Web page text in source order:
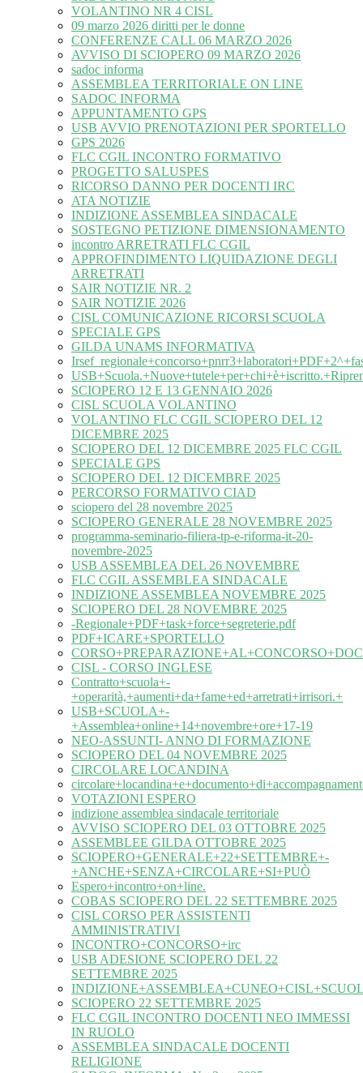
VOLANTINO NR 4 CISL
09 marzo 2026 diritti per le donne
CONFERENZE CALL 06 MARZO 2026
AVVISO DI SCIOPERO 09 MARZO 2026
sadoc informa
ASSEMBLEA TERRITORIALE ON LINE
SADOC INFORMA
APPUNTAMENTO GPS
USB AVVIO PRENOTAZIONI PER SPORTELLO
GPS 2026
FLC CGIL INCONTRO FORMATIVO
PROGETTO SALUSPES
RICORSO DANNO PER DOCENTI IRC
ATA NOTIZIE
INDIZIONE ASSEMBLEA SINDACALE
SOSTEGNO PETIZIONE DIMENSIONAMENTO
incontro ARRETRATI FLC CGIL
APPROFINDIMENTO LIQUIDAZIONE DEGLI
ARRETRATI
SAIR NOTIZIE NR. 2
SAIR NOTIZIE 2026
CISL COMUNICAZIONE RICORSI SCUOLA
SPECIALE GPS
GILDA UNAMS INFORMATIVA
SCIOPERO 12 E 13 GENNAIO 2026
CISL SCUOLA VOLANTINO
VOLANTINO FLC CGIL SCIOPERO DEL 12
DICEMBRE 2025
SCIOPERO DEL 12 DICEMBRE 2025 FLC CGIL
SPECIALE GPS
SCIOPERO DEL 12 DICEMBRE 2025
PERCORSO FORMATIVO CIAD
sciopero del 28 novembre 2025
SCIOPERO GENERALE 28 NOVEMBRE 2025
programma-seminario-filiera-tp-e-riforma-it-20-
novembre-2025
USB ASSEMBLEA DEL 26 NOVEMBRE
FLC CGIL ASSEMBLEA SINDACALE
INDIZIONE ASSEMBLEA NOVEMBRE 2025
SCIOPERO DEL 28 NOVEMBRE 2025
-Regionale+PDF+task+force+segreterie.pdf
PDF+ICARE+SPORTELLO
CISL - CORSO INGLESE
Contratto+scuola+-
+operarità,+aumenti+da+fame+ed+arretrati+irrisori.+
USB+SCUOLA+-
+Assemblea+online+14+novembre+ore+17-19
NEO-ASSUNTI- ANNO DI FORMAZIONE
SCIOPERO DEL 04 NOVEMBRE 2025
CIRCOLARE LOCANDINA
VOTAZIONI ESPERO
indizione assemblea sindacale territoriale
AVVISO SCIOPERO DEL 03 OTTOBRE 2025
ASSEMBLEE GILDA OTTOBRE 2025
SCIOPERO+GENERALE+22+SETTEMBRE+-
+ANCHE+SENZA+CIRCOLARE+SI+PUÒ
Espero+incontro+on+line.
COBAS SCIOPERO DEL 22 SETTEMBRE 2025
CISL CORSO PER ASSISTENTI
AMMINISTRATIVI
INCONTRO+CONCORSO+irc
USB ADESIONE SCIOPERO DEL 22
SETTEMBRE 2025
SCIOPERO 22 SETTEMBRE 2025
FLC CGIL INCONTRO DOCENTI NEO IMMESSI
IN RUOLO
ASSEMBLEA SINDACALE DOCENTI
RELIGIONE